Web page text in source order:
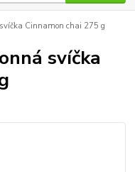
Cinnamon chai 275 g
svíčka